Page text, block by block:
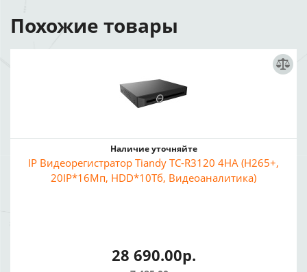
Похожие товары
Наличие уточняйте
IP Видеорегистратор Tiandy TC-R3120 4HA (H265+,
20IP*16Мп, HDD*10Тб, Видеоаналитика)
28 690.00р.